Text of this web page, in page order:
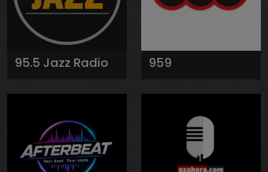
95.5 Jazz Radio 959